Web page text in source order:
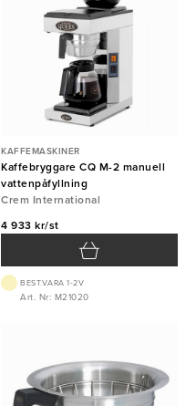
KAFFEMASKINER
Kaffebryggare CQ M-2 manuell
vattenpåfyllning
Crem International
4 933 kr/st
BEST.VARA 1-2V
Art. Nr: M21020